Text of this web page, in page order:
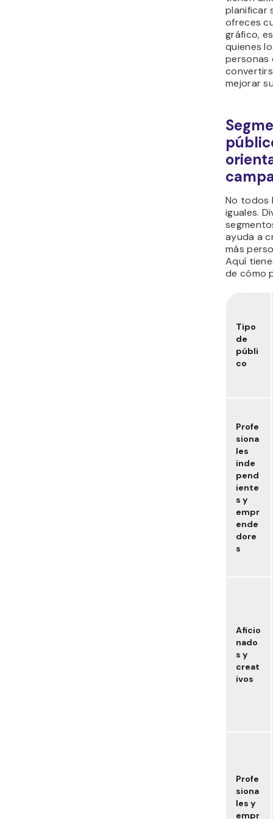
planificar
ofreces
gráfico,
quienes
personas
mejorar
No todos
iguales.
ayuda a
más
Aquí
de cómo
Tipo
de
públi
co
Profe
siona
les
inde
pend
iente
s y
empr
ende
dore
s
Aficio
nado
s y
creat
ivos
Profe
siona
les y
empr